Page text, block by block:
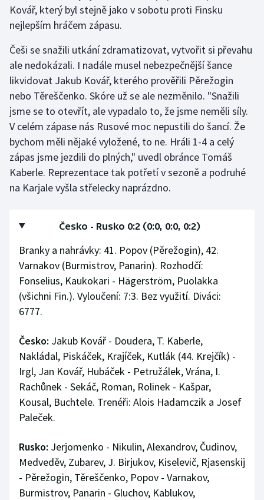
Kovář, který byl stejně jako v sobotu proti Finsku
nejlepším hráčem zápasu.
Češi se snažili utkání zdramatizovat, vytvořit si převahu
ale nedokázali. I nadále musel nebezpečnější šance
likvidovat Jakub Kovář, kterého prověřili Pěrežogin
nebo Těreščenko. Skóre už se ale nezměnilo. "Snažili
jsme se to otevřít, ale vypadalo to, že jsme neměli síly.
V celém zápase nás Rusové moc nepustili do šancí. Že
bychom měli nějaké vyložené, to ne. Hráli 1-4 a celý
zápas jsme jezdili do plných," uvedl obránce Tomáš
Kaberle. Reprezentace tak potřetí v sezoně a podruhé
na Karjale vyšla střelecky naprázdno.
Česko - Rusko 0:2 (0:0, 0:0, 0:2)
Branky a nahrávky: 41. Popov (Pěrežogin), 42.
Varnakov (Burmistrov, Panarin). Rozhodčí:
Fonselius, Kaukokari - Hägerström, Puolakka
(všichni Fin.). Vyloučení: 7:3. Bez využití. Diváci:
6777.
Česko: Jakub Kovář - Doudera, T. Kaberle,
Nakládal, Piskáček, Krajíček, Kutlák (44. Krejčík) -
Irgl, Jan Kovář, Hubáček - Petružálek, Vrána, I.
Rachůnek - Sekáč, Roman, Rolinek - Kašpar,
Kousal, Buchtele. Trenéři: Alois Hadamczik a Josef
Paleček.
Rusko: Jerjomenko - Nikulin, Alexandrov, Čudinov,
Medveděv, Zubarev, J. Birjukov, Kiselevič, Rjasenskij
- Pěrežogin, Těreščenko, Popov - Varnakov,
Burmistrov, Panarin - Gluchov, Kablukov,